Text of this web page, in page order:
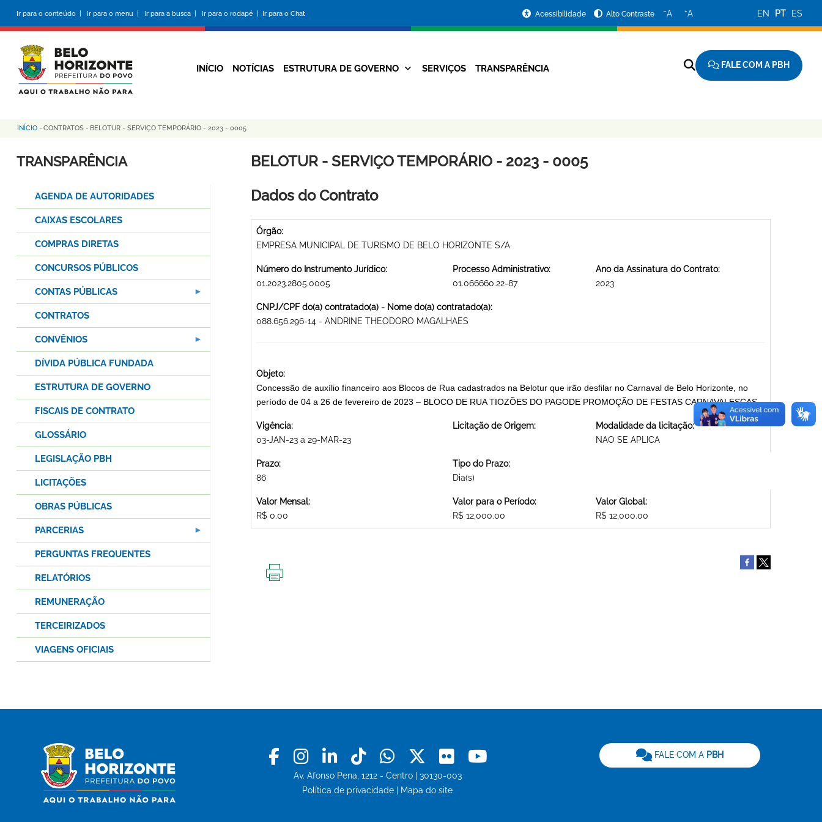
conteúdo
principal
Ir para o conteúdo | Ir para o menu | Ir para a busca | Ir para o rodapé | Ir para o Chat
da
Prefeitura
Acessibilidade Alto Contraste −A +A EN PT ES
Navegação
INÍCIO NOTÍCIAS ESTRUTURA DE GOVERNO SERVIÇOS TRANSPARÊNCIA FALE COM A PBH
Trilha
de
INÍCIO - CONTRATOS - BELOTUR - SERVIÇO TEMPORÁRIO - 2023 - 0005
BELOTUR - SERVIÇO TEMPORÁRIO - 2023 - 0005
Dados do Contrato
Órgão:
EMPRESA MUNICIPAL DE TURISMO DE BELO HORIZONTE S/A
Número do Instrumento Jurídico:
01.2023.2805.0005
Processo Administrativo:
01.066660.22-87
Ano da Assinatura do Contrato:
2023
CNPJ/CPF do(a) contratado(a) - Nome do(a) contratado(a):
088.656.296-14 - ANDRINE THEODORO MAGALHAES
Objeto:
Concessão de auxílio financeiro aos Blocos de Rua cadastrados na Belotur que irão desfilar no Carnaval de Belo Horizonte, no
período de 04 a 26 de fevereiro de 2023 – BLOCO DE RUA TIOZÕES DO PAGODE PROMOÇÃO DE FESTAS CARNAVALESCAS
Vigência:
03-JAN-23 a 29-MAR-23
Licitação de Origem:
Modalidade da licitação:
NAO SE APLICA
Prazo:
86
Tipo do Prazo:
Dia(s)
Valor Mensal:
R$ 0.00
Valor para o Período:
R$ 12,000.00
Valor Global:
R$ 12,000.00
TRANSPARÊNCIA
AGENDA DE AUTORIDADES
CAIXAS ESCOLARES
COMPRAS DIRETAS
CONCURSOS PÚBLICOS
CONTAS PÚBLICAS
CONTRATOS
CONVÊNIOS
DÍVIDA PÚBLICA FUNDADA
ESTRUTURA DE GOVERNO
FISCAIS DE CONTRATO
GLOSSÁRIO
LEGISLAÇÃO PBH
LICITAÇÕES
OBRAS PÚBLICAS
PARCERIAS
PERGUNTAS FREQUENTES
RELATÓRIOS
REMUNERAÇÃO
TERCEIRIZADOS
VIAGENS OFICIAIS
Facebook
Instagram
LinkedinTiktokWhatsapp
X Flickr
Av. Afonso Pena, 1212 - Centro | 30130-003
Política de privacidade
Mapa do site
FALE COM A PBH